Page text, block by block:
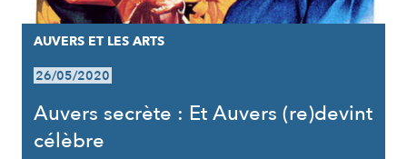
AUVERS ET LES ARTS
26/05/2020
Auvers secrète : Et Auvers (re)devint
célèbre